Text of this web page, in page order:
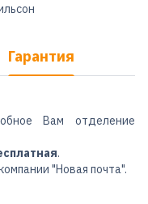
Гарантия
Вам отделение
.
"Новая почта".